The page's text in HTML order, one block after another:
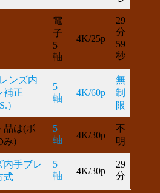
電
子
5
軸
4K/25p
29
分
59
秒
ンズ内
補正
）
5
軸
4K/60p
無
制
限
品は(ボ
み)
5
軸
4K/30p
不
明
内手ブレ
式
5
軸
4K/30p
29
分